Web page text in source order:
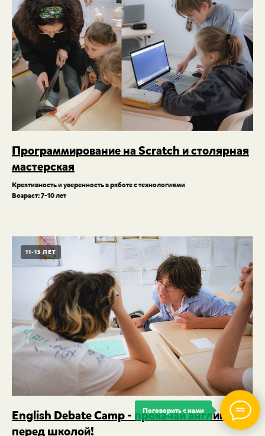
Программирование на Scratch и столярная
мастерская
Креативность и уверенность в работе с технологиями
Возраст: 7-10 лет
11-15 ЛЕТ
English Debate Camp - прокачай английский
перед школой!
Поговорить с нами